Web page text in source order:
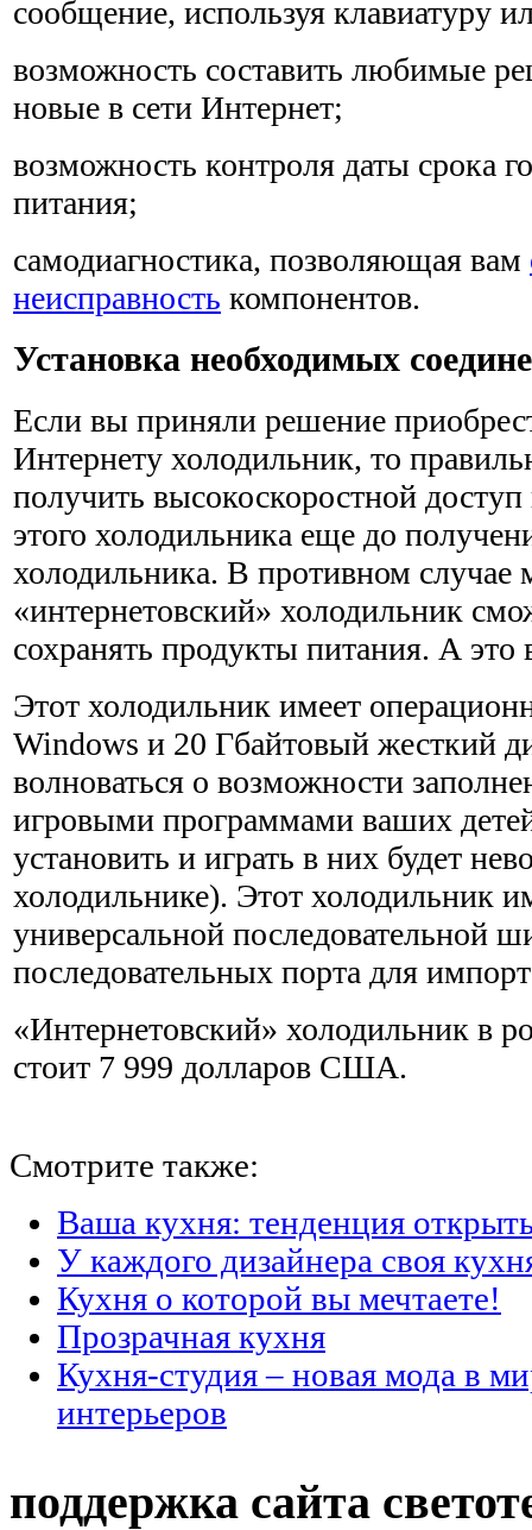
сообщение, используя клавиатуру
возможность составить любимые
новые в сети Интернет;
возможность контроля даты срока
питания;
самодиагностика, позволяющая вам
неисправность компонентов.
Установка необходимых
Если вы приняли решение
Интернету холо­дильник, то
получить высокоскоростной
этого холодильника еще до
холодильника. В противном
«интернетовский» холодильник
сохранять про­дукты питания. А это
Этот холодильник имеет
Windows и 20 Гбайтовый жесткий
волноваться о возможности
игровы­ми программами ваших
установить и играть в них будет
холодильнике). Этот холодильник
универсаль­ной последовательной
последовательных порта для
«Интернетовский» холодильник в
стоит 7 999 долларов США.
Смотрите также:
Ваша кухня: тенденция
У каждого дизайнера своя
Кухня о которой вы мечтаете!
Прозрачная кухня
Кухня-студия – новая мода в
интерьеров
поддержка сайта